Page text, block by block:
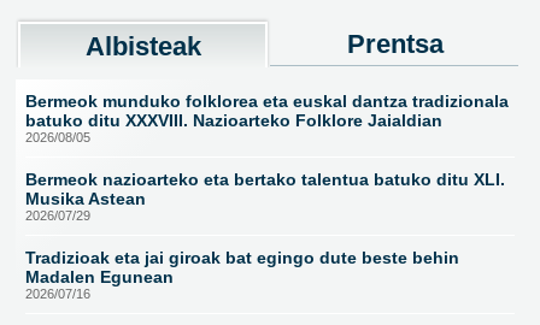
Albisteak Prentsa
Bermeok munduko folklorea eta euskal dantza tradizionala
batuko ditu XXXVIII. Nazioarteko Folklore Jaialdian
2026/08/05
Bermeok nazioarteko eta bertako talentua batuko ditu XLI.
Musika Astean
2026/07/29
Tradizioak eta jai giroak bat egingo dute beste behin
Madalen Egunean
2026/07/16